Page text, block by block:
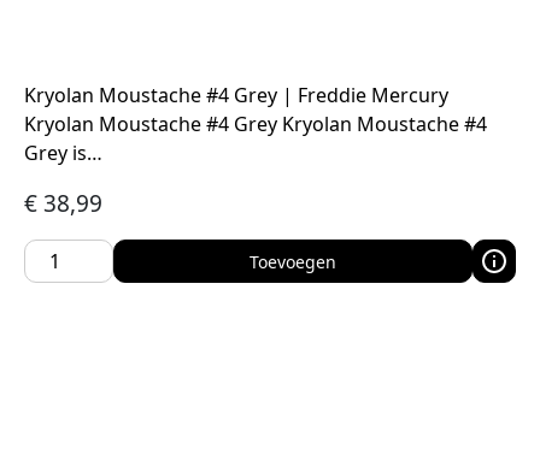
Kryolan Moustache #4 Grey | Freddie Mercury
Kryolan Moustache #4 Grey Kryolan Moustache #4
Grey is…
€38,99
Toevoegen